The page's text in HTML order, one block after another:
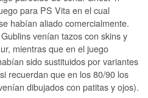
para PS Vita en el cual
habían aliado comercialmente.
venían tazos con skins y
mientras que en el juego
sido sustituidos por variantes
recuerdan que en los 80/90 los
dibujados con patitas y ojos).